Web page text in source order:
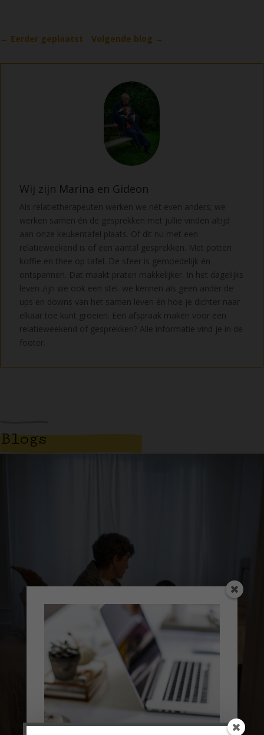
← Eerder geplaatst Volgende blog →
Wij zijn Marina en Gideon
Als relatietherapeuten werken we nét even anders; we
werken samen én de gesprekken met jullie vinden altijd
aan onze keukentafel plaats. Of dit nu met een
relatieweekend is of een aantal gesprekken. Met potten
koffie en thee op tafel. De sfeer is gemoedelijk én
ontspannen. Dat maakt praten makkelijker. In het dagelijks
leven zijn we ook een stel. we kennen als geen ander de
ups en downs van het samen leven én hoe je dichter naar
elkaar toe kunt groeien. Een afspraak maken voor een
relatieweekend of gesprekken? Alle informatie vind je in de
footer.
Blogs